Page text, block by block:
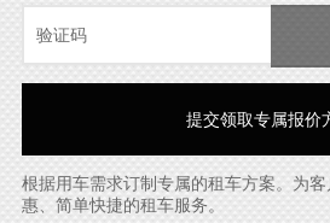
根据用车需求订制专属的租车方案。为
惠、简单快捷的租车服务。